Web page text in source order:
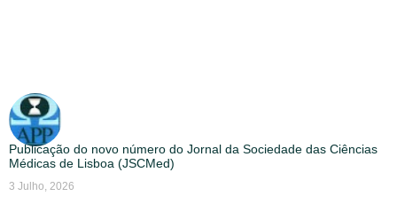
Publicação do novo número do Jornal da Sociedade das Ciências
Médicas de Lisboa (JSCMed)
3 Julho, 2026